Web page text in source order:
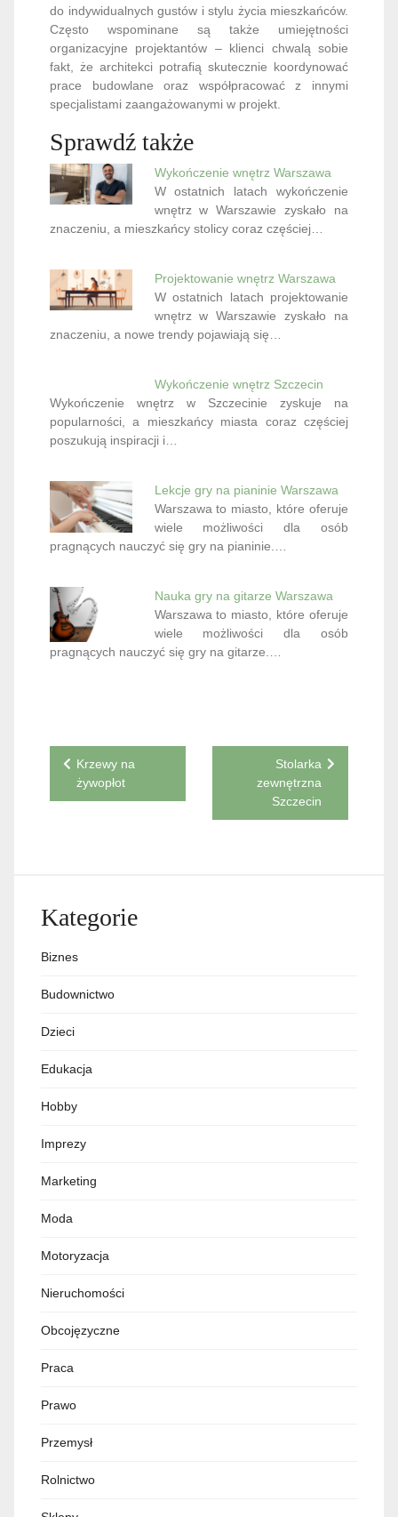
do indywidualnych gustów i stylu życia mieszkańców.
Często wspominane są także umiejętności
organizacyjne projektantów – klienci chwalą sobie
fakt, że architekci potrafią skutecznie koordynować
prace budowlane oraz współpracować z innymi
specjalistami zaangażowanymi w projekt.
Sprawdź także
Wykończenie wnętrz Warszawa
W ostatnich latach wykończenie
wnętrz w Warszawie zyskało na
znaczeniu, a mieszkańcy stolicy coraz częściej…
Projektowanie wnętrz Warszawa
W ostatnich latach projektowanie
wnętrz w Warszawie zyskało na
znaczeniu, a nowe trendy pojawiają się…
Wykończenie wnętrz Szczecin
Wykończenie wnętrz w Szczecinie zyskuje na
popularności, a mieszkańcy miasta coraz częściej
poszukują inspiracji i…
Lekcje gry na pianinie Warszawa
Warszawa to miasto, które oferuje
wiele możliwości dla osób
pragnących nauczyć się gry na pianinie.…
Nauka gry na gitarze Warszawa
Warszawa to miasto, które oferuje
wiele możliwości dla osób
pragnących nauczyć się gry na gitarze.…
Nawigacja
wpisu
Krzewy na
żywopłot
Stolarka
zewnętrzna
Szczecin
Kategorie
Biznes
Budownictwo
Dzieci
Edukacja
Hobby
Imprezy
Marketing
Moda
Motoryzacja
Nieruchomości
Obcojęzyczne
Praca
Prawo
Przemysł
Rolnictwo